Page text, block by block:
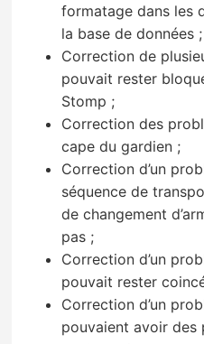
formatage dans les
la base de données ;
Correction de
pouvait rester
Stomp ;
Correction des
cape du gardien ;
Correction d’un
séquence de
de changement
pas ;
Correction d’un
pouvait rester
Correction d’un
pouvaient avoir des